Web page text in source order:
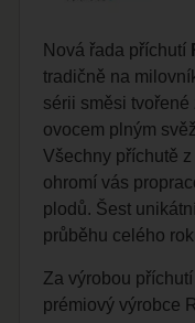
Nová řada příchutí
tradičně na
sérii směsi
ovocem plným
Všechny příchutě
ohromí vás
plodů. Šest
průběhu celého
Za výrobou příchutí
prémiový výrobce